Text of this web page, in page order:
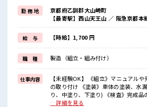
＼遠方の方も安心◎寮完備/
◎ワンルーム寮
◎家電付き1R寮
◎駐車場完備なのでマイカー持ち込みOK
ほかにも...
・赴任時は現地までの移動交通費支給
・寮から自転車やバイク通勤OKの寮もあり※空
・長岡京駅/京阪淀駅/阪急西山天王山駅から無料
さらに大阪で「ハリウッド映画の世界」を体験
までは電車で1時間30分ほど♪
大型連休があるので休みの日がワクワクする事
■最短即日入社決定！
勤 務 地
京都府乙訓郡大山崎町
【最寄駅】西山天王山 ／ 阪急京都本
給 与 【時給】1,700 円
職 種 製造（組立・組み付け）
仕事内容
【未経験OK】 《組立》マニュアル
の取り付け 《塗装》車体の塗装、水
り、中塗り、下塗り) 《検査》完成
正を見て、配属先が決定します ※寮アリのお仕事！一人暮ら
…詳細を見る